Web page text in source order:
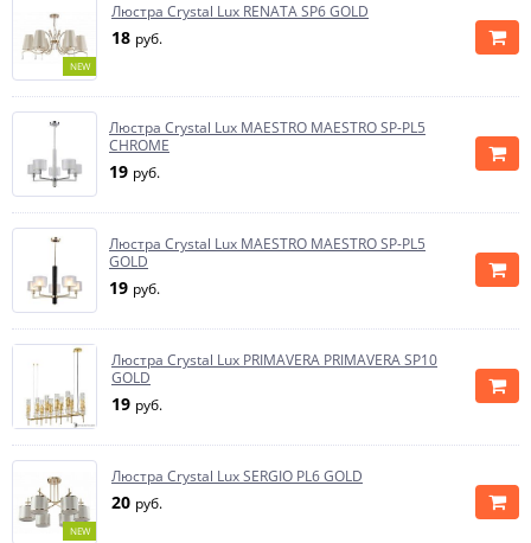
NEW
Люстра Crystal Lux RENATA SP6 GOLD
18 руб.
Люстра Crystal Lux MAESTRO MAESTRO SP-PL5
CHROME
19 руб.
Люстра Crystal Lux MAESTRO MAESTRO SP-PL5
GOLD
19 руб.
Люстра Crystal Lux PRIMAVERA PRIMAVERA SP10
GOLD
19 руб.
NEW
Люстра Crystal Lux SERGIO PL6 GOLD
20 руб.